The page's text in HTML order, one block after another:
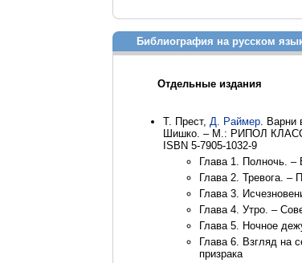
Библиография на русском
Отдельные издания
Т. Прест, Д. Раймер. Варни
Шишко. – М.: РИПОЛ
ISBN 5-7905-1032-9
Глава 1. Полночь.
Глава 2. Тревога. –
Глава 3.
Глава 4. Утро. –
Глава 5. Ночное
Глава 6. Взгляд на
призрака